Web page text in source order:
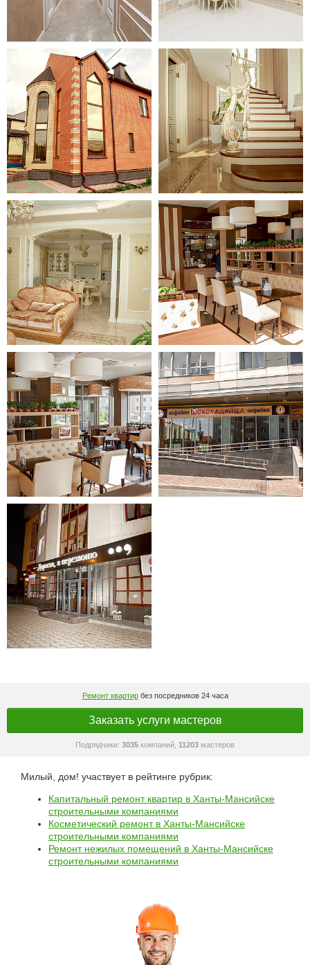
Ремонт квартирбез посредников 24 часа
Заказать услуги мастеров
Подрядчики: 3035 компаний, 11203 мастеров
Милый, дом! участвует в рейтинге рубрик:
Капитальный ремонт квартир в Ханты-Мансийске
строительными компаниями
Косметический ремонт в Ханты-Мансийске
строительными компаниями
Ремонт нежилых помещений в Ханты-Мансийске
строительными компаниями